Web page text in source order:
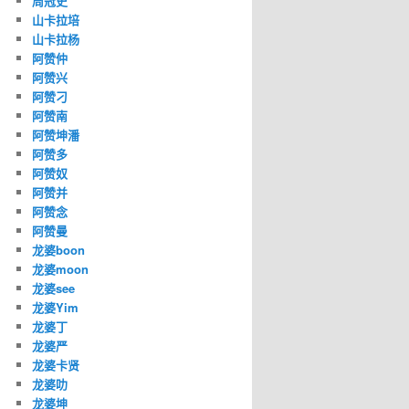
山卡拉培
山卡拉杨
阿赞仲
阿赞兴
阿赞刁
阿赞南
阿赞坤潘
阿赞多
阿赞奴
阿赞并
阿赞念
阿赞曼
龙婆boon
龙婆moon
龙婆see
龙婆Yim
龙婆丁
龙婆严
龙婆卡贤
龙婆叻
龙婆坤